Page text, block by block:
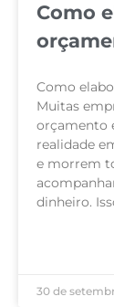
Como
Como
Muitas
orçamento
realidade
e morrem
dinheiro.
30 de